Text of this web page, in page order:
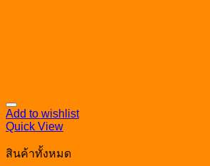
Add to wishlist
Quick View
สินค้าทั้งหมด